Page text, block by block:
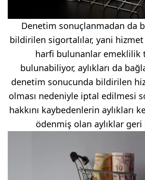
Denetim sonuçlanmadan da
bildirilen sigortalılar, yani
harfi bulunanlar emeklilik
bulunabiliyor, aylıkları da
denetim sonucunda bildirilen
olması nedeniyle iptal edilmesi
hakkını kaybedenlerin aylıkları
ödenmiş olan aylıklar geri